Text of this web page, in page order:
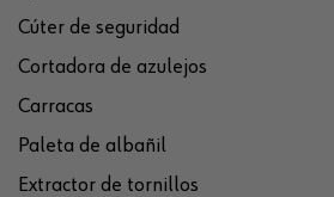
Cúter de seguridad
Cortadora de azulejos
Carracas
Paleta de albañil
Extractor de tornillos